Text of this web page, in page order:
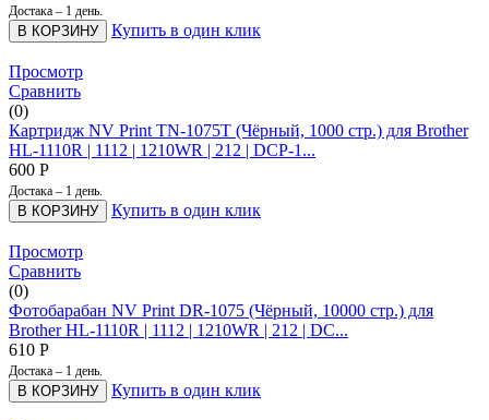
Достака – 1 день.
В КОРЗИНУ Купить в один клик
Просмотр
Сравнить
(0)
Картридж NV Print TN-1075T (Чёрный, 1000 стр.) для Brother
HL-1110R | 1112 | 1210WR | 212 | DCP-1...
600 Р
Достака – 1 день.
В КОРЗИНУ Купить в один клик
Просмотр
Сравнить
(0)
Фотобарабан NV Print DR-1075 (Чёрный, 10000 стр.) для
Brother HL-1110R | 1112 | 1210WR | 212 | DC...
610 Р
Достака – 1 день.
В КОРЗИНУ Купить в один клик